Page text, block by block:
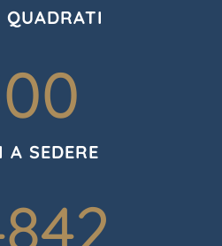
QUADRATI
A SEDERE